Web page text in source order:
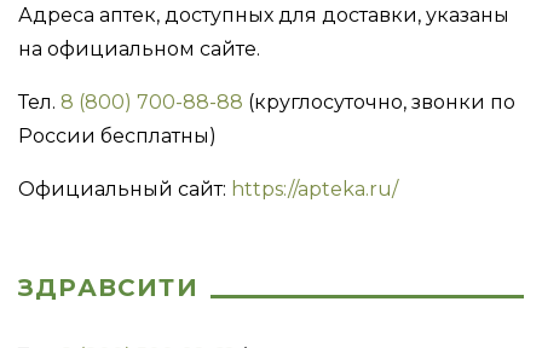
Адреса аптек, доступных для доставки, указаны
на официальном сайте.
Тел. 8 (800) 700-88-88 (круглосуточно, звонки по
России бесплатны)
Официальный сайт: https://apteka.ru/
ЗДРАВСИТИ